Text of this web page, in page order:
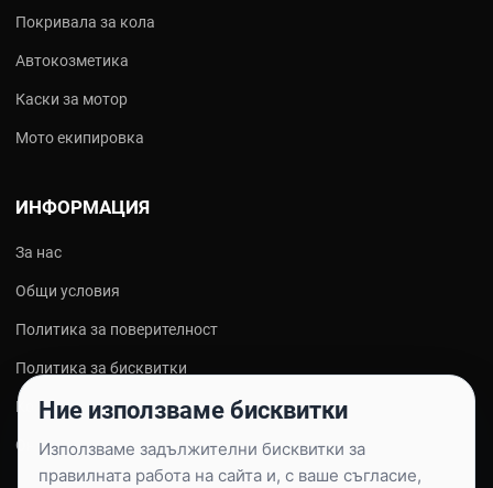
Покривала за кола
Автокозметика
Каски за мотор
Мото екипировка
ИНФОРМАЦИЯ
За нас
Общи условия
Политика за поверителност
Политика за бисквитки
Контакти
Онлайн решаване на спорове
Ние използваме бисквитки
Използваме задължителни бисквитки за
правилната работа на сайта и, с ваше съгласие,